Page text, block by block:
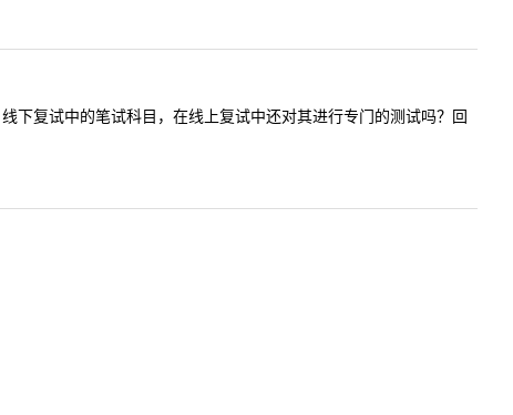
复试中的笔试科目，在线上复试中还对其进行专门的测试吗？回